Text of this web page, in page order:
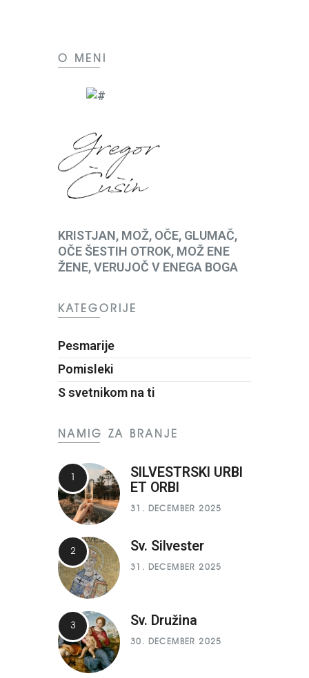
O MENI
KRISTJAN, MOŽ, OČE, GLUMAČ,
OČE ŠESTIH OTROK, MOŽ ENE
ŽENE, VERUJOČ V ENEGA BOGA
KATEGORIJE
Pesmarije
Pomisleki
S svetnikom na ti
NAMIG ZA BRANJE
SILVESTRSKI URBI
ET ORBI
31. DECEMBER 2025
Sv. Silvester
31. DECEMBER 2025
Sv. Družina
30. DECEMBER 2025